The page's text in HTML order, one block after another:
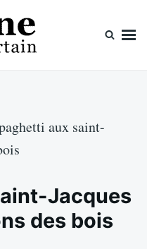
aux saint-
Jacques
des bois